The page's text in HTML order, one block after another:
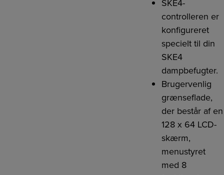
SKE4-
controlleren er
konfigureret
specielt til din
SKE4
dampbefugter.
Brugervenlig
grænseflade,
der består af en
128 x 64 LCD-
skærm,
menustyret
med 8